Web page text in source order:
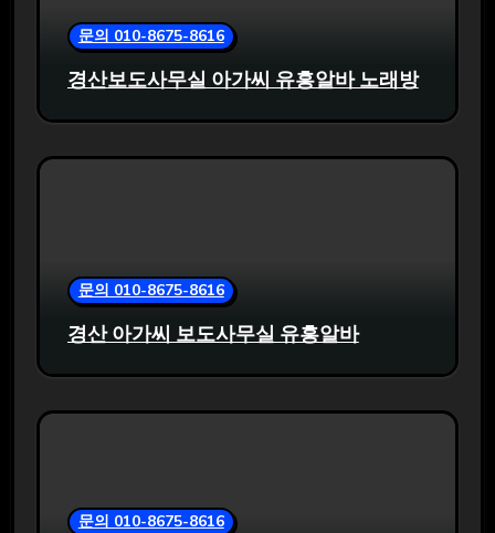
문의 010-8675-8616
경산보도사무실 아가씨 유흥알바 노래방
문의 010-8675-8616
경산 아가씨 보도사무실 유흥알바
문의 010-8675-8616